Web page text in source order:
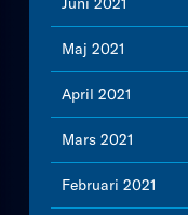
Maj 2021
April 2021
Mars 2021
Februari 2021